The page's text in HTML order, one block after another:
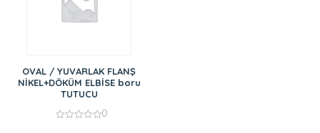
OVAL / YUVARLAK FLANŞ
NİKEL+DÖKÜM ELBİSE boru
TUTUCU
0